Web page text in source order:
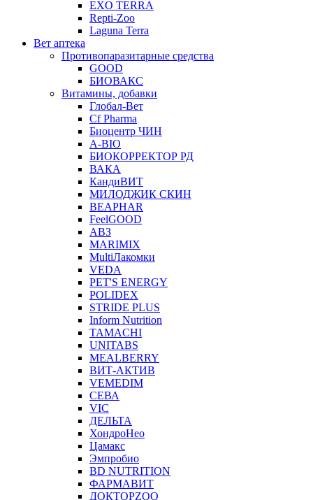
EXO TERRA
Repti-Zoo
Laguna Terra
Вет аптека
Противопаразитарные средства
GOOD
БИОВАКС
Витамины, добавки
Глобал-Вет
Cf Pharma
Биоцентр ЧИН
A-BIO
БИОКОРРЕКТОР РД
ВАКА
КандиВИТ
МИЛОДЖИК СКИН
BEAPHAR
FeelGOOD
АВЗ
MARIMIX
MultiЛакомки
VEDA
PET'S ENERGY
POLIDEX
STRIDE PLUS
Inform Nutrition
TAMACHI
UNITABS
MEALBERRY
ВИТ-АКТИВ
VEMEDIM
СЕВА
VIC
ДЕЛЬТА
ХондроНео
Цамакс
Эмпробио
BD NUTRITION
ФАРМАВИТ
ДОКТОРZOO